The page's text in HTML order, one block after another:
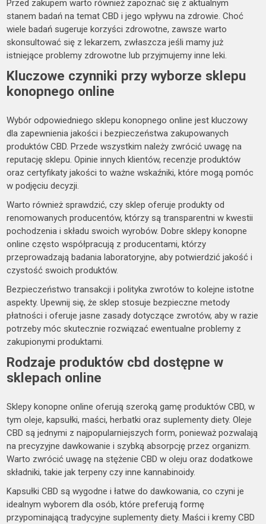
Przed zakupem warto również zapoznać się z aktualnym
stanem badań na temat CBD i jego wpływu na zdrowie. Choć
wiele badań sugeruje korzyści zdrowotne, zawsze warto
skonsultować się z lekarzem, zwłaszcza jeśli mamy już
istniejące problemy zdrowotne lub przyjmujemy inne leki.
Kluczowe czynniki przy wyborze sklepu
konopnego online
Wybór odpowiedniego sklepu konopnego online jest kluczowy
dla zapewnienia jakości i bezpieczeństwa zakupowanych
produktów CBD. Przede wszystkim należy zwrócić uwagę na
reputację sklepu. Opinie innych klientów, recenzje produktów
oraz certyfikaty jakości to ważne wskaźniki, które mogą pomóc
w podjęciu decyzji.
Warto również sprawdzić, czy sklep oferuje produkty od
renomowanych producentów, którzy są transparentni w kwestii
pochodzenia i składu swoich wyrobów. Dobre sklepy konopne
online często współpracują z producentami, którzy
przeprowadzają badania laboratoryjne, aby potwierdzić jakość i
czystość swoich produktów.
Bezpieczeństwo transakcji i polityka zwrotów to kolejne istotne
aspekty. Upewnij się, że sklep stosuje bezpieczne metody
płatności i oferuje jasne zasady dotyczące zwrotów, aby w razie
potrzeby móc skutecznie rozwiązać ewentualne problemy z
zakupionymi produktami.
Rodzaje produktów cbd dostępne w
sklepach online
Sklepy konopne online oferują szeroką gamę produktów CBD, w
tym oleje, kapsułki, maści, herbatki oraz suplementy diety. Oleje
CBD są jednymi z najpopularniejszych form, ponieważ pozwalają
na precyzyjne dawkowanie i szybką absorpcję przez organizm.
Warto zwrócić uwagę na stężenie CBD w oleju oraz dodatkowe
składniki, takie jak terpeny czy inne kannabinoidy.
Kapsułki CBD są wygodne i łatwe do dawkowania, co czyni je
idealnym wyborem dla osób, które preferują formę
przypominającą tradycyjne suplementy diety. Maści i kremy CBD